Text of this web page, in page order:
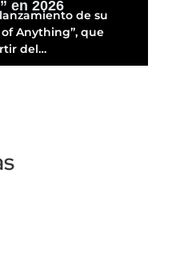
en 2026
de su
Anything”, que
del…